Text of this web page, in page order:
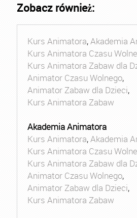
Zobacz również:
Kurs Animatora,Akademia
Kurs Animatora Czasu
Kurs Animatora Zabaw dla
Animator Czasu Wolnego,
Animator Zabaw dla Dzieci,
Kurs Animatora Zabaw
Akademia Animatora
Kurs Animatora,Akademia
Kurs Animatora Czasu
Kurs Animatora Zabaw dla
Animator Czasu Wolnego,
Animator Zabaw dla Dzieci,
Kurs Animatora Zabaw